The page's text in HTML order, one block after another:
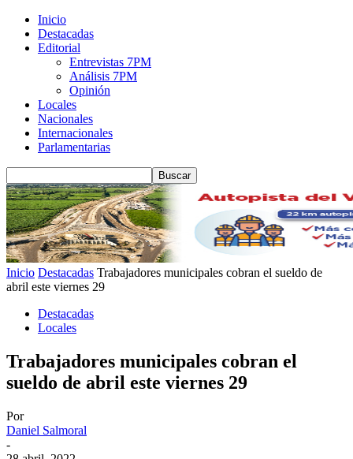
Inicio
Destacadas
Editorial
Entrevistas 7PM
Análisis 7PM
Opinión
Locales
Nacionales
Internacionales
Parlamentarias
Inicio Destacadas Trabajadores municipales cobran el sueldo de
abril este viernes 29
Destacadas
Locales
Trabajadores municipales cobran el
sueldo de abril este viernes 29
Por
Daniel Salmoral
-